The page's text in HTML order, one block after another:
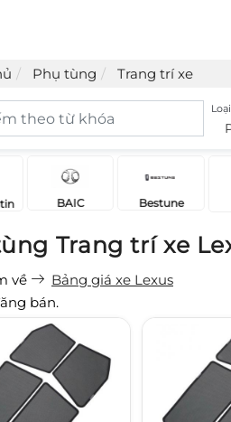
Phụ tùng Trang trí xe
Loại
BAIC Bestune
Trang trí xe
về
Bảng giá xe Lexus
bán.